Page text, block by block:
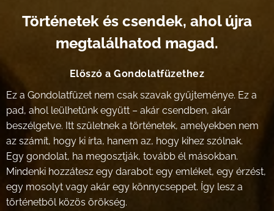
Történetek és csendek, ahol újra
megtalálhatod magad.
Előszó a Gondolatfüzethez
Ez a Gondolatfüzet nem csak szavak gyűjteménye. Ez a
pad, ahol leülhetünk együtt – akár csendben, akár
beszélgetve. Itt születnek a történetek, amelyekben nem
az számít, hogy ki írta, hanem az, hogy kihez szólnak.
Egy gondolat, ha megosztják, tovább él másokban.
Mindenki hozzátesz egy darabot: egy emléket, egy érzést,
egy mosolyt vagy akár egy könnycseppet. Így lesz a
történetből közös örökség.